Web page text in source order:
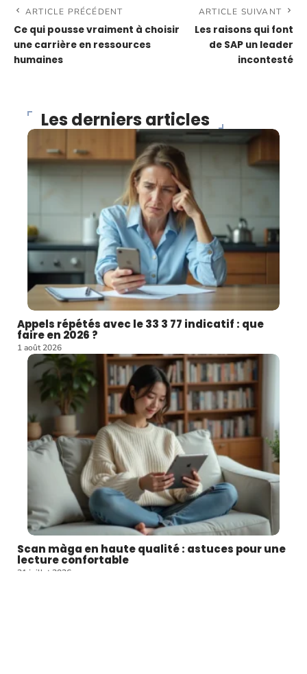
ARTICLE PRÉCÉDENT
Ce qui pousse vraiment à choisir
une carrière en ressources
humaines
ARTICLE SUIVANT
Les raisons qui font
de SAP un leader
incontesté
Les derniers articles
Appels répétés avec le 33 3 77 indicatif : que
faire en 2026 ?
1 août 2026
Scan màga en haute qualité : astuces pour une
lecture confortable
31 juillet 2026